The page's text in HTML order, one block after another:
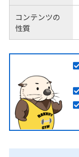
コンテンツの
性質